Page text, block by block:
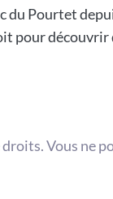
du Pourtet
pour découvrir
Vous ne